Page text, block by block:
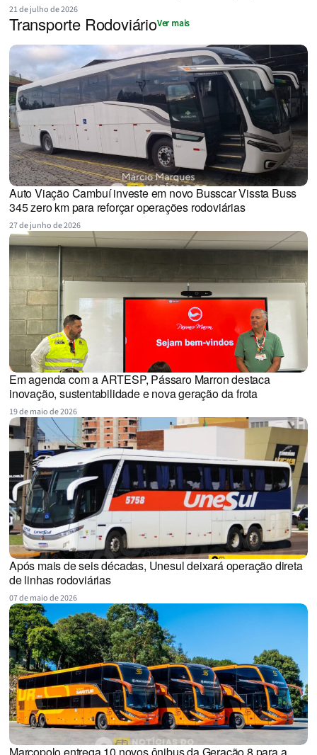
21 de julho de 2026
Transporte RodoviárioVer mais
Auto Viação Cambuí investe em novo Busscar Vissta Buss
345 zero km para reforçar operações rodoviárias
27 de junho de 2026
Em agenda com a ARTESP, Pássaro Marron destaca
inovação, sustentabilidade e nova geração da frota
19 de maio de 2026
Após mais de seis décadas, Unesul deixará operação direta
de linhas rodoviárias
07 de maio de 2026
Marcopolo entrega 10 novos ônibus da Geração 8 para a